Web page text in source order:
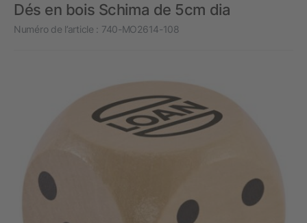
Dés en bois Schima de 5cm dia
Numéro de l’article : 740-MO2614-108